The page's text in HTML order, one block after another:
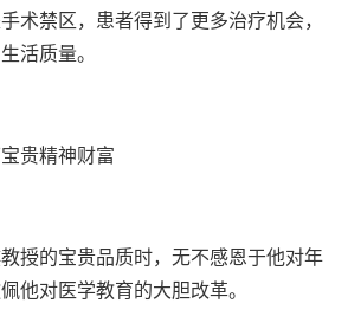
术禁区，患者得到了更多治疗机会，
活质量。
贵精神财富
授的宝贵品质时，无不感恩于他对年
他对医学教育的大胆改革。